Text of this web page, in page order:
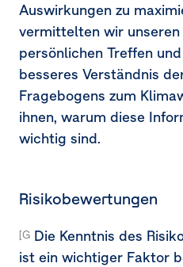
Auswirkungen zu
vermittelten wir unseren
persönlichen Treffen
besseres Verständnis
Fragebogens zum
ihnen, warum diese
wichtig sind.
Risikobewertungen
[G1-2.15a]
Die Kenntnis des
ist ein wichtiger Faktor